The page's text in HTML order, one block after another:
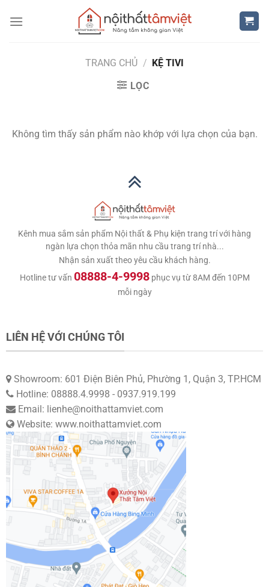
qua
TRANG CHỦ / KỆ TIVI
LỌC
Không tìm thấy sản phẩm nào khớp với lựa chọn của bạn.
Kênh mua sắm sản phẩm Nội thất & Phụ kiện trang trí với hàng
ngàn lựa chọn thỏa mãn nhu cầu trang trí nhà...
Nhận sản xuất theo yêu cầu khách hàng.
Hotline tư vấn 08888-4-9998phục vụ từ 8AM đến 10PM
mỗi ngày
LIÊN HỆ VỚI CHÚNG TÔI
Showroom: 601 Điện Biên Phủ, Phường 1, Quận 3, TP.HCM
Hotline: 08888.4.9998 - 0937.919.199
Email: lienhe@noithattamviet.com
Website: www.noithattamviet.com